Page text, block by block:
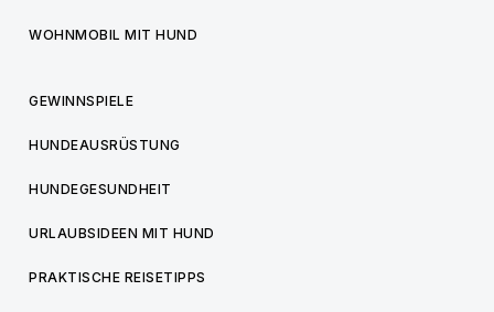
WOHNMOBIL MIT HUND
GEWINNSPIELE
HUNDEAUSRÜSTUNG
HUNDEGESUNDHEIT
URLAUBSIDEEN MIT HUND
PRAKTISCHE REISETIPPS